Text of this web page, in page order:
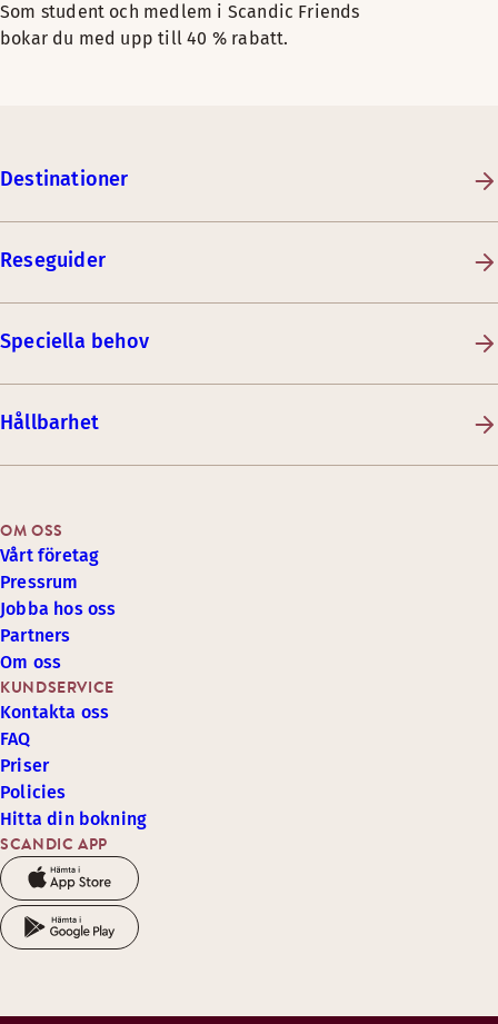
Som student och medlem i Scandic Friends
bokar du med upp till 40 % rabatt.
Destinationer
Reseguider
Speciella behov
Hållbarhet
SCANDIC APP
KUNDSERVICE
Kontakta oss
FAQ
Priser
Policies
Hitta din bokning
OM OSS
Vårt företag
Pressrum
Jobba hos oss
Partners
Om oss